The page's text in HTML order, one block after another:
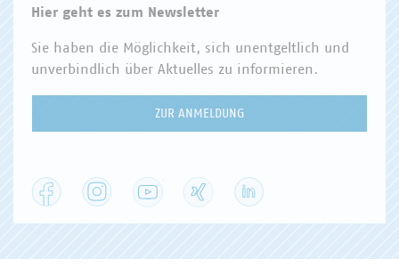
Hier geht es zum Newsletter
Sie haben die Möglichkeit, sich unentgeltlich und
unverbindlich über Aktuelles zu informieren.
ZUR ANMELDUNG
Facebook Instagram YouTube